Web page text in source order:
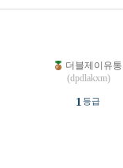
더블제이유통
(dpdlakxm)
1 등급